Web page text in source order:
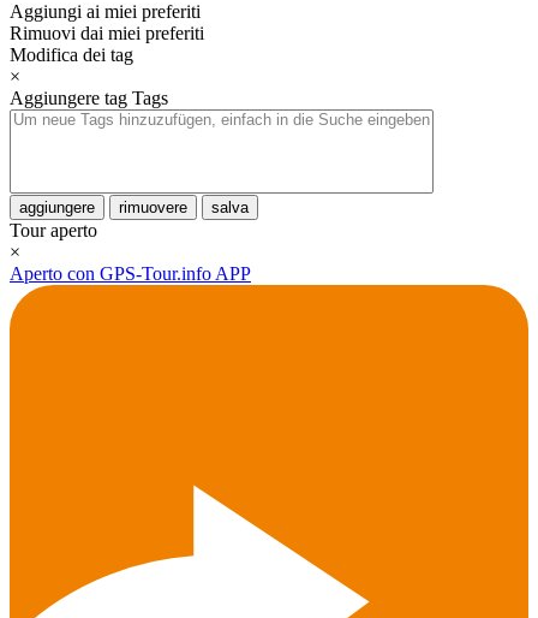
Aggiungi ai miei preferiti
Rimuovi dai miei preferiti
Modifica dei tag
×
Aggiungere tag Tags
aggiungere rimuovere salva
Tour aperto
×
Aperto con GPS-Tour.info APP